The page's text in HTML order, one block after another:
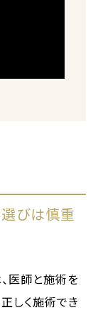
びは慎重
医師と施術を
しく施術でき